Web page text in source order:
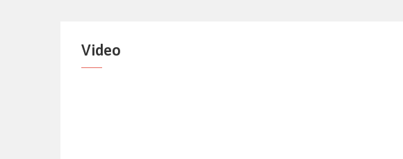
Video